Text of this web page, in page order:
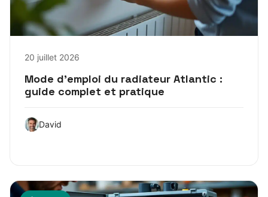
20 juillet 2026
Mode d’emploi du radiateur Atlantic :
guide complet et pratique
David